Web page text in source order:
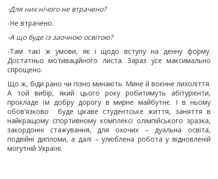
-Для них нічого не втрачено?
-Не втрачено.
-А що буде із заочною освітою?
-Там такі ж умови, як і щодо вступу на денну форму.
Достатньо мотиваційного листа. Зараз усе максимально
спрощено.
Що ж, біди рано чи пізно минають. Мине й воєнне лихоліття.
А той вибір, який цього року робитимуть абітурієнти,
прокладе їм добру дорогу в мирне майбутнє. І в ньому
обов’язково буде цікаве студентське життя, заняття в
найкращому спортивному комплексі олімпійського зразка,
закордонні стажування, для охочих – дуальна освіта,
подвійні дипломи, а далі – улюблена робота у відновленій
могутній Україні.